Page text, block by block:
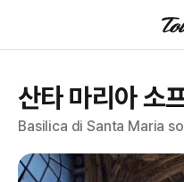
산타 마리아 소
Basilica di Santa Maria